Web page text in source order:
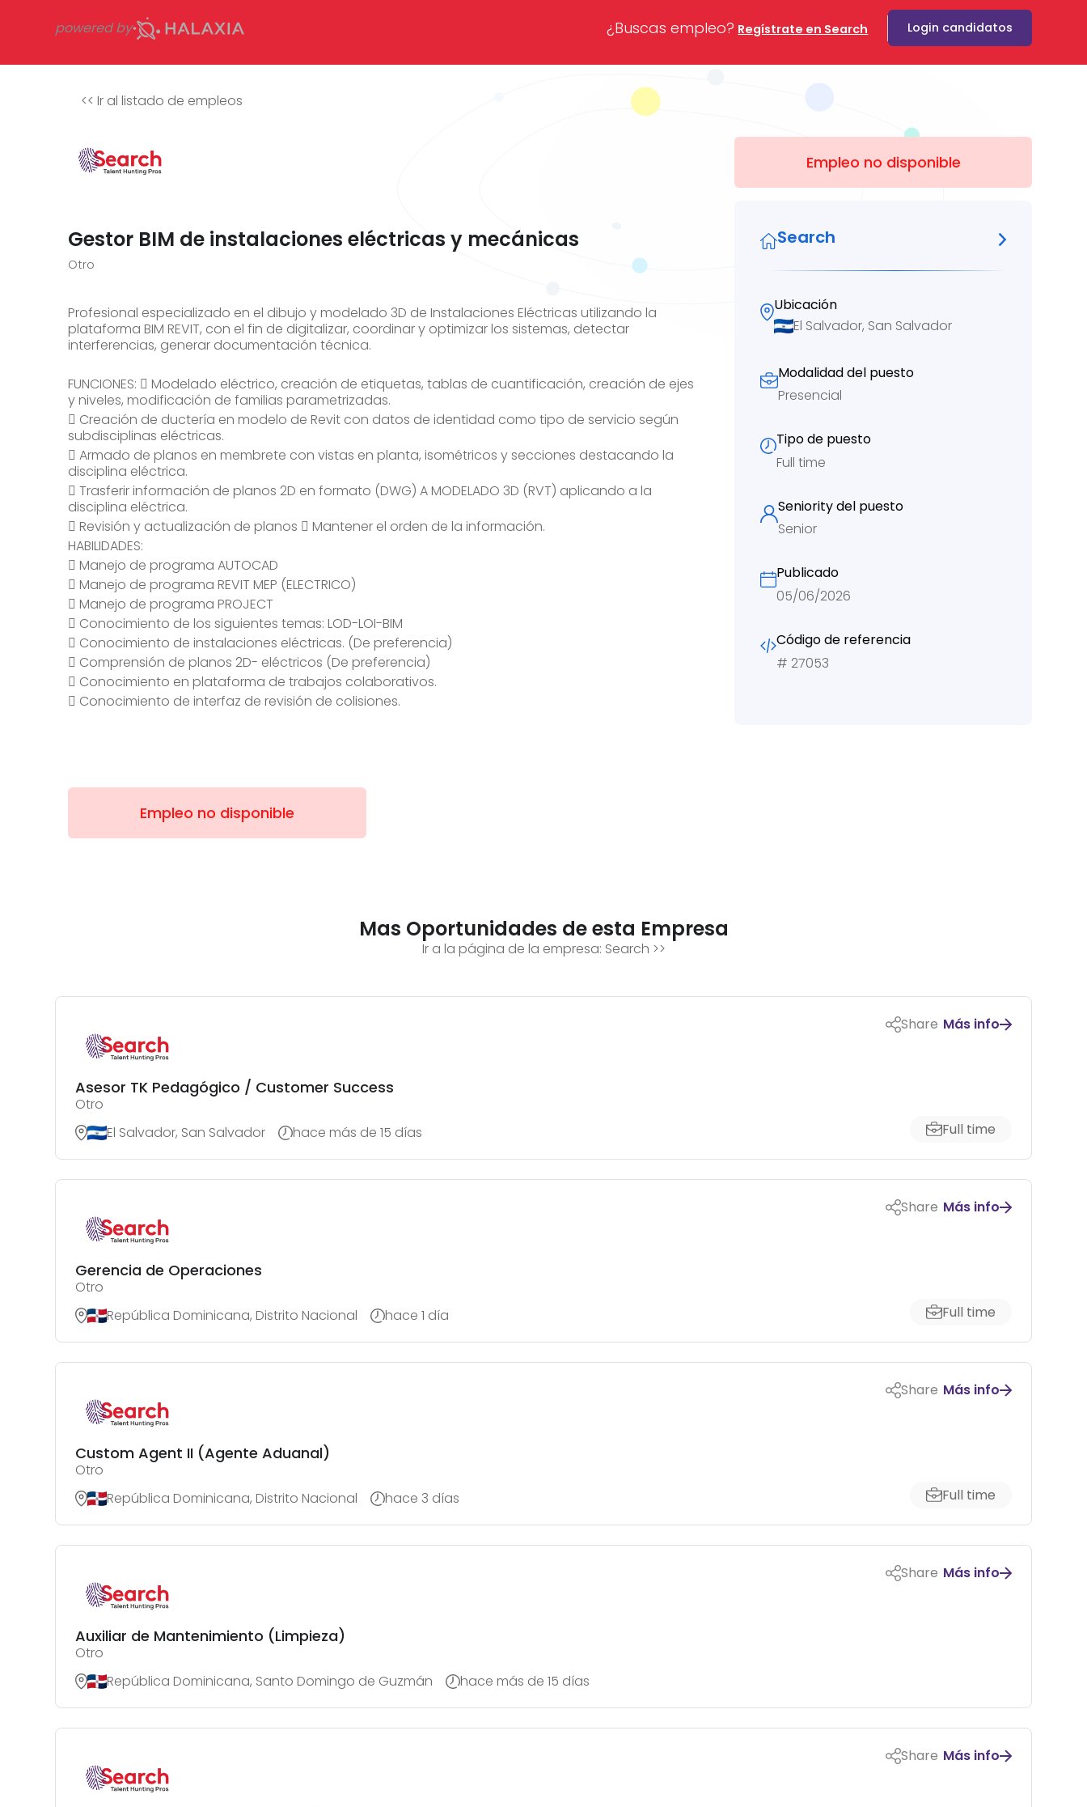
powered by ¿Buscas empleo? Regístrate en Search Login candidatos
<< Ir al listado de empleos
Gestor BIM de instalaciones eléctricas y mecánicas
Otro
Profesional especializado en el dibujo y modelado 3D de Instalaciones Eléctricas utilizando la
plataforma BIM REVIT, con el fin de digitalizar, coordinar y optimizar los sistemas, detectar
interferencias, generar documentación técnica.
FUNCIONES:  Modelado eléctrico, creación de etiquetas, tablas de cuantificación, creación de ejes
y niveles, modificación de familias parametrizadas.
 Creación de ductería en modelo de Revit con datos de identidad como tipo de servicio según
subdisciplinas eléctricas.
 Armado de planos en membrete con vistas en planta, isométricos y secciones destacando la
disciplina eléctrica.
 Trasferir información de planos 2D en formato (DWG) A MODELADO 3D (RVT) aplicando a la
disciplina eléctrica.
 Revisión y actualización de planos  Mantener el orden de la información.
HABILIDADES:
 Manejo de programa AUTOCAD
 Manejo de programa REVIT MEP (ELECTRICO)
 Manejo de programa PROJECT
 Conocimiento de los siguientes temas: LOD-LOI-BIM
 Conocimiento de instalaciones eléctricas. (De preferencia)
 Comprensión de planos 2D- eléctricos (De preferencia)
 Conocimiento en plataforma de trabajos colaborativos.
 Conocimiento de interfaz de revisión de colisiones.
Empleo no disponible
Search
Ubicación
El Salvador, San Salvador
Modalidad del puesto
Presencial
Tipo de puesto
Full time
Seniority del puesto
Senior
Publicado
05/06/2026
Código de referencia
# 27053
Empleo no disponible
Mas Oportunidades de esta Empresa
Ir a la página de la empresa: Search >>
Asesor TK Pedagógico / Customer Success
Otro
El Salvador, San Salvador
hace más de 15 días
Share Más info
Full time
Gerencia de Operaciones
Otro
República Dominicana, Distrito Nacional
hace 1 día
Share Más info
Full time
Custom Agent II (Agente Aduanal)
Otro
República Dominicana, Distrito Nacional
hace 3 días
Share Más info
Full time
Auxiliar de Mantenimiento (Limpieza)
Otro
República Dominicana, Santo Domingo de Guzmán
hace más de 15 días
Share Más info
Share Más info